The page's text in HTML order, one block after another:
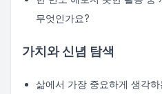
무엇인가요?
가치와 신념 탐색
삶에서 가장 중요하게 생각